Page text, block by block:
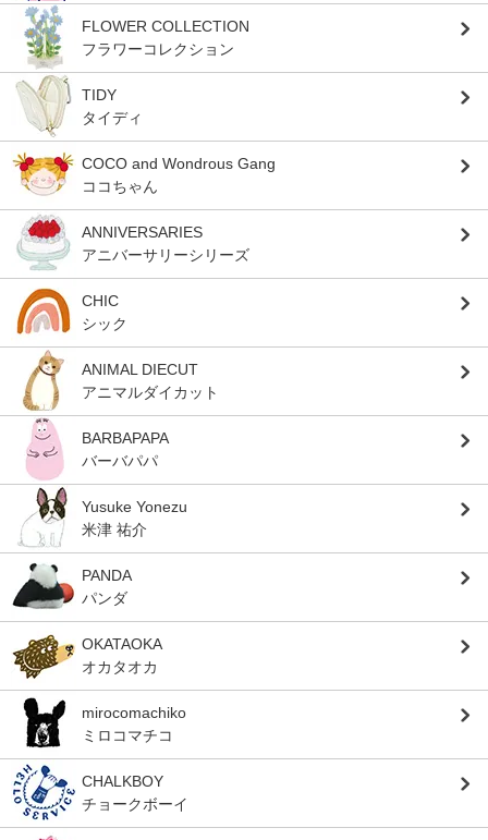
FLOWER COLLECTION
フラワーコレクション
TIDY
タイディ
COCO and Wondrous Gang
ココちゃん
ANNIVERSARIES
アニバーサリーシリーズ
CHIC
シック
ANIMAL DIECUT
アニマルダイカット
BARBAPAPA
バーバパパ
Yusuke Yonezu
米津 祐介
PANDA
パンダ
OKATAOKA
オカタオカ
mirocomachiko
ミロコマチコ
CHALKBOY
チョークボーイ